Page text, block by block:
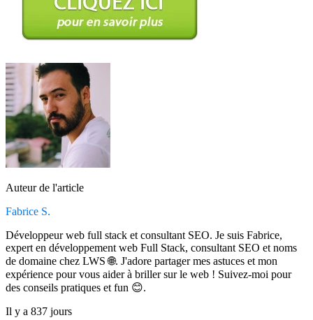
Auteur de l'article
Fabrice S.
Développeur web full stack et consultant SEO. Je suis Fabrice,
expert en développement web Full Stack, consultant SEO et noms
de domaine chez LWS 🌐. J'adore partager mes astuces et mon
expérience pour vous aider à briller sur le web ! Suivez-moi pour
des conseils pratiques et fun 😊.
Il y a 837 jours